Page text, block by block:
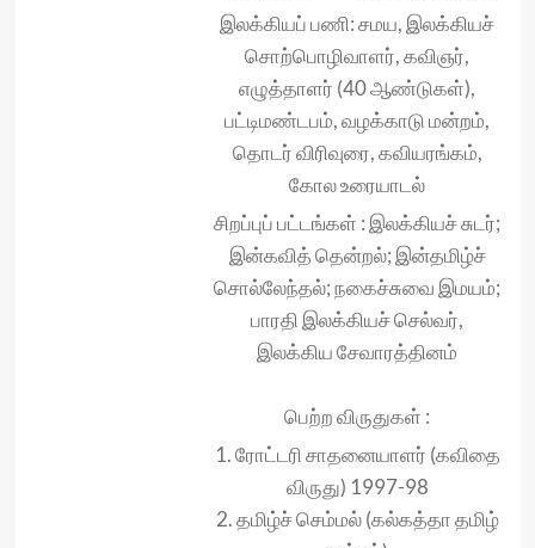
இலக்கியப் பணி: சமய, இலக்கியச்
சொற்பொழிவாளர், கவிஞர்,
எழுத்தாளர் (40 ஆண்டுகள்),
பட்டிமண்டபம், வழக்காடு மன்றம்,
தொடர் விரிவுரை, கவியரங்கம்,
கோல உரையாடல்
சிறப்புப் பட்டங்கள் : இலக்கியச் சுடர்;
இன்கவித் தென்றல்; இன்தமிழ்ச்
சொல்லேந்தல்; நகைச்சுவை இமயம்;
பாரதி இலக்கியச் செல்வர்,
இலக்கிய சேவாரத்தினம்
பெற்ற விருதுகள் :
1. ரோட்டரி சாதனையாளர் (கவிதை
விருது) 1997-98
2. தமிழ்ச் செம்மல் (கல்கத்தா தமிழ்